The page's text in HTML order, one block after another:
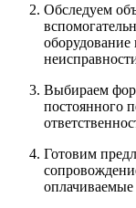
Обследуем
Выбираем
постоянного
Готовим
оплачиваемые